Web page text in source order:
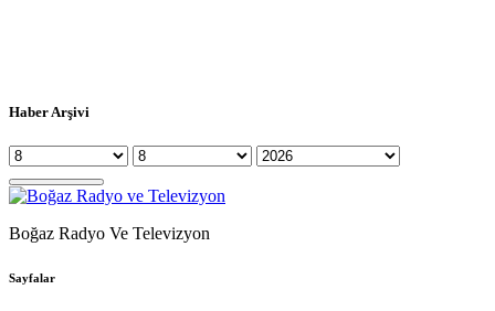
Haber Arşivi
Boğaz Radyo Ve Televizyon
Sayfalar